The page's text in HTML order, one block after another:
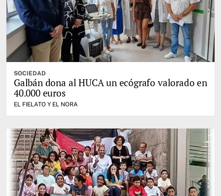
SOCIEDAD
Galbán dona al HUCA un ecógrafo valorado en
40.000 euros
EL FIELATO Y EL NORA